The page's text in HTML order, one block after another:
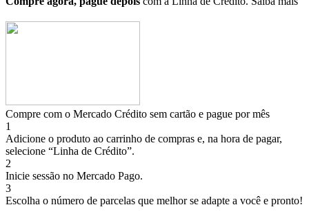
Compre com o Mercado Crédito sem cartão e pague por mês
1
Adicione o produto ao carrinho de compras e, na hora de pagar,
selecione “Linha de Crédito”.
2
Inicie sessão no Mercado Pago.
3
Escolha o número de parcelas que melhor se adapte a você e pronto!